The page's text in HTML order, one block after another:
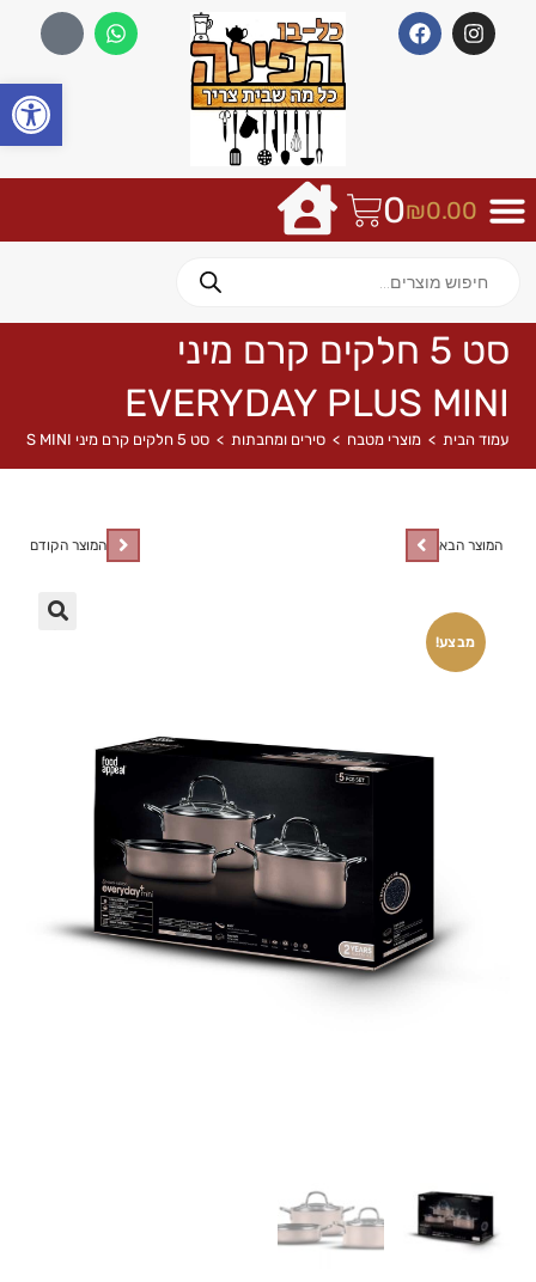
₪0.00
0
סט 5 חלקים קרם מיני
EVERYDAY PLUS MINI
עמוד הבית > מוצרי מטבח > סירים ומחבתות > סט 5 חלקים קרם מיני EVERYDAY PLUS MINI
מבצע!
המוצר הקודם המוצר הבא